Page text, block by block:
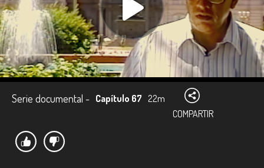
Serie documental - Capítulo 67 22m
COMPARTIR